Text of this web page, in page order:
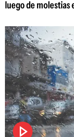
luego de molestias